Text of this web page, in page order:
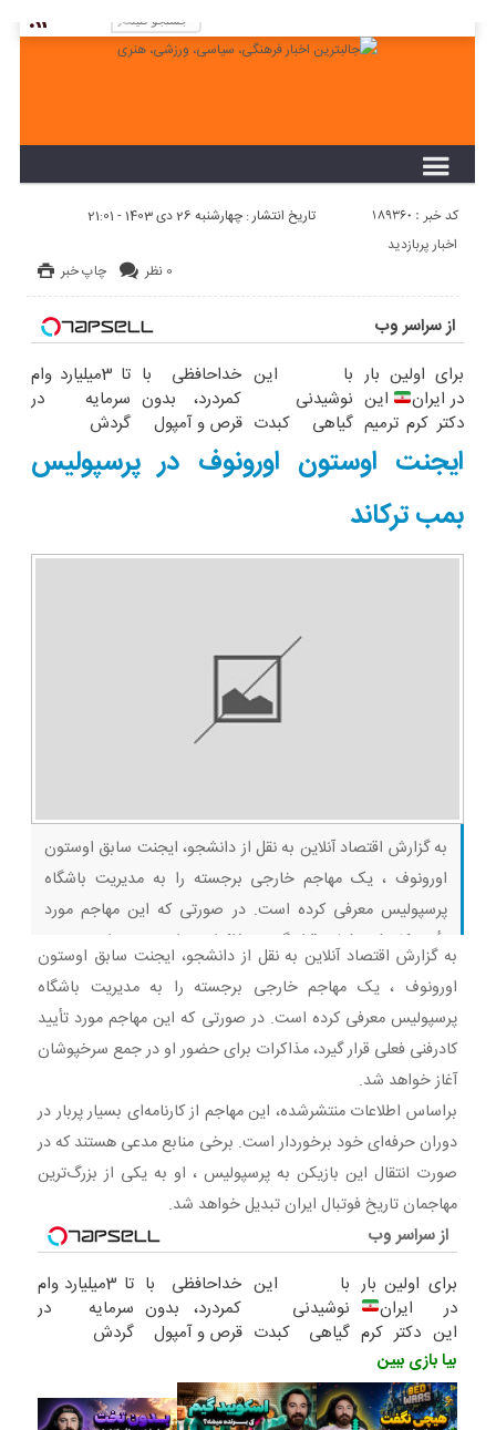
برويد و منوي خود را ايجاد كنيد!
کد خبر : 189360 تاریخ انتشار : چهارشنبه 26 دی 1403 - 21:01
چاپ خبر 0 نظر
اخبار پربازدید
از سراسر وب
برای اولین بار
در ایران
این
دکتر کرم ترمیم
کننده 23 روزه
ساخت!
با این
نوشیدنی
گیاهی کبدت
همیشه
پرقدرته55%تخفیف
خداحافظی با
کمردرد، بدون
قرص و آمپول
تا 3میلیارد وام
سرمایه در
گردش
فروشندگان =>
فروشگاهت رو
ایجنت اوستون اورونوف در پرسپولیس
بمب ترکاند
به گزارش اقتصاد آنلاین به نقل از دانشجو، ایجنت سابق اوستون
اورونوف ، یک مهاجم خارجی برجسته را به مدیریت باشگاه
پرسپولیس معرفی کرده است. در صورتی که این مهاجم مورد
تأیید کادرفنی فعلی قرار گیرد، مذاکرات برای حضور او در جمع
سرخپوشان آغاز خواهد شد. براساس اطلاعات منتشرشده، این
مهاجم از کارنامه‌ای بسیار پربار
به گزارش اقتصاد آنلاین به نقل از دانشجو، ایجنت سابق اوستون
اورونوف ، یک مهاجم خارجی برجسته را به مدیریت باشگاه
پرسپولیس معرفی کرده است. در صورتی که این مهاجم مورد تأیید
کادرفنی فعلی قرار گیرد، مذاکرات برای حضور او در جمع سرخپوشان
آغاز خواهد شد.
براساس اطلاعات منتشرشده، این مهاجم از کارنامه‌ای بسیار پربار در
دوران حرفه‌ای خود برخوردار است. برخی منابع مدعی هستند که در
صورت انتقال این بازیکن به پرسپولیس ، او به یکی از بزرگ‌ترین
مهاجمان تاریخ فوتبال ایران تبدیل خواهد شد.
از سراسر وب
برای اولین بار
در ایران
این دکتر کرم
ترمیم کننده
23 روزه
ساخت!
با این
نوشیدنی
گیاهی کبدت
پرقدرته55%تخفیف
خداحافظی با
کمردرد، بدون
قرص و آمپول
تا 3میلیارد وام
سرمایه در
گردش
ثبت کن
بیا بازی ببین